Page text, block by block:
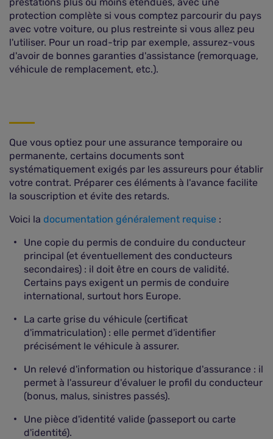
protection complète si vous comptez parcourir du pays
avec votre voiture, ou plus restreinte si vous allez peu
l'utiliser. Pour un road-trip par exemple, assurez-vous
d'avoir de bonnes garanties d'assistance (remorquage,
véhicule de remplacement, etc.).
Que vous optiez pour une assurance temporaire ou
permanente, certains documents sont
systématiquement exigés par les assureurs pour établir
votre contrat. Préparer ces éléments à l'avance facilite
la souscription et évite des retards.
Voici la documentation généralement requise :
Une copie du permis de conduire du conducteur
principal (et éventuellement des conducteurs
secondaires) : il doit être en cours de validité.
Certains pays exigent un permis de conduire
international, surtout hors Europe.
La carte grise du véhicule (certificat
d'immatriculation) : elle permet d'identifier
précisément le véhicule à assurer.
Un relevé d'information ou historique d'assurance : il
permet à l'assureur d'évaluer le profil du conducteur
(bonus, malus, sinistres passés).
Une pièce d'identité valide (passeport ou carte
d'identité).